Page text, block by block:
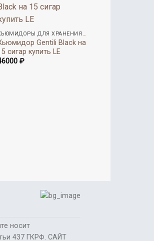
ХЬЮМИДОРЫ ДЛЯ ХРАНЕНИЯ СИГАР
Gentili Black на
сигар купить LE
₽
носит
437 ГКРФ. САЙТ